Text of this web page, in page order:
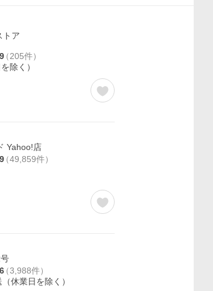
トア
（205件）
除く）
Yahoo!店
（49,859件）
（3,988件）
休業日を除く）